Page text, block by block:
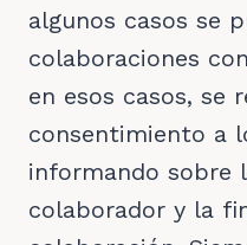
algunos casos se
colaboraciones
en esos casos, se
consentimiento a
informando sobre
colaborador y la